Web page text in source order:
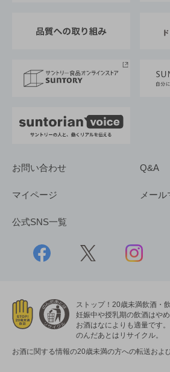
採用情報
お問い合わせ Q&A
マイページ メー
公式SNS一覧
ストップ！20歳未満飲酒・飲
妊娠中や授乳期の飲酒はやめ
お酒はなによりも適量です。
のんだあとはリサイクル。
お酒に関する情報の20歳未満の方への転送およ